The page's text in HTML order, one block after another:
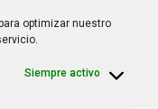
optimizar nuestro
Siempre activo
el Responsable de
nuestra newsletter o boletín de